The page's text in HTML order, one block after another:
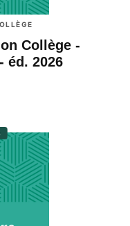
Collège -
éd. 2026